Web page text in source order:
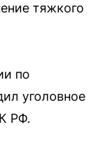
тяжкого
по
уголовное
РФ.